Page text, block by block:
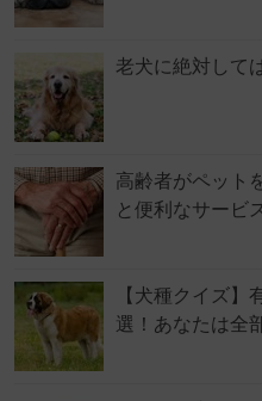
老犬に絶対して
高齢者がペット
と便利なサービ
【犬種クイズ】
選！あなたは全